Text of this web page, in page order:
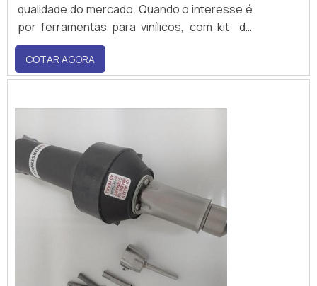
qualidade do mercado. Quando o interesse é
por ferramentas para vinílicos, com kit de
acessórios e soprador modelo Forsthoff
Oval-Q, encontrará na Terra Nova
Tecnologia de Processos Ltda, a melhor
COTAR AGORA